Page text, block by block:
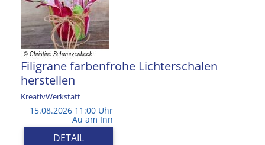
Filigrane farbenfrohe Lichterschalen
herstellen
KreativWerkstatt
15.08.2026 11:00 Uhr
Au am Inn
DETAIL